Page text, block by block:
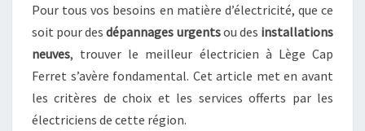
Pour tous vos besoins en matière d’électricité, que ce
soit pour desdépannages urgentsou des installations
neuves, trouver le meilleur électricien à Lège Cap
Ferret s’avère fondamental. Cet article met en avant
les critères de choix et les services offerts par les
électriciens de cette région.